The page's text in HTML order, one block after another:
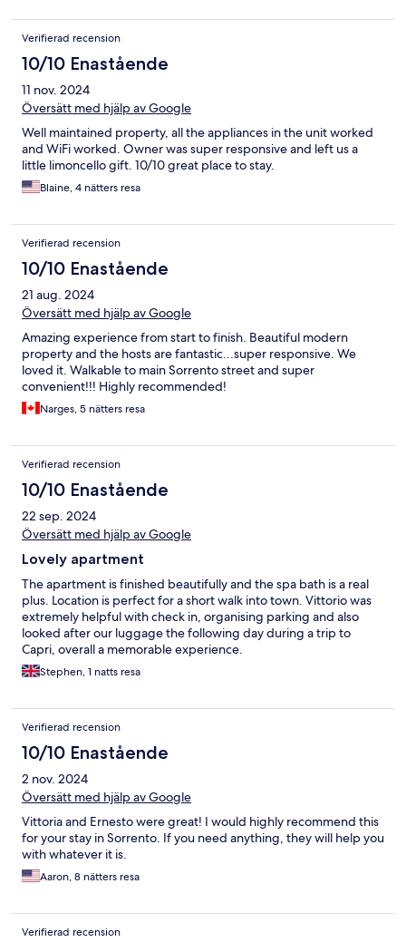
Verifierad recension
10/10 Enastående
11 nov. 2024
Översätt med hjälp av Google
Well maintained property, all the appliances in the unit worked
and WiFi worked. Owner was super responsive and left us a
little limoncello gift. 10/10 great place to stay.
Blaine, 4 nätters resa
Verifierad recension
10/10 Enastående
21 aug. 2024
Översätt med hjälp av Google
Amazing experience from start to finish. Beautiful modern
property and the hosts are fantastic...super responsive. We
loved it. Walkable to main Sorrento street and super
convenient!!! Highly recommended!
Narges, 5 nätters resa
Verifierad recension
10/10 Enastående
22 sep. 2024
Översätt med hjälp av Google
Lovely apartment
The apartment is finished beautifully and the spa bath is a real
plus. Location is perfect for a short walk into town. Vittorio was
extremely helpful with check in, organising parking and also
looked after our luggage the following day during a trip to
Capri, overall a memorable experience.
Stephen, 1 natts resa
Verifierad recension
10/10 Enastående
2 nov. 2024
Översätt med hjälp av Google
Vittoria and Ernesto were great! I would highly recommend this
for your stay in Sorrento. If you need anything, they will help you
with whatever it is.
Aaron, 8 nätters resa
Verifierad recension